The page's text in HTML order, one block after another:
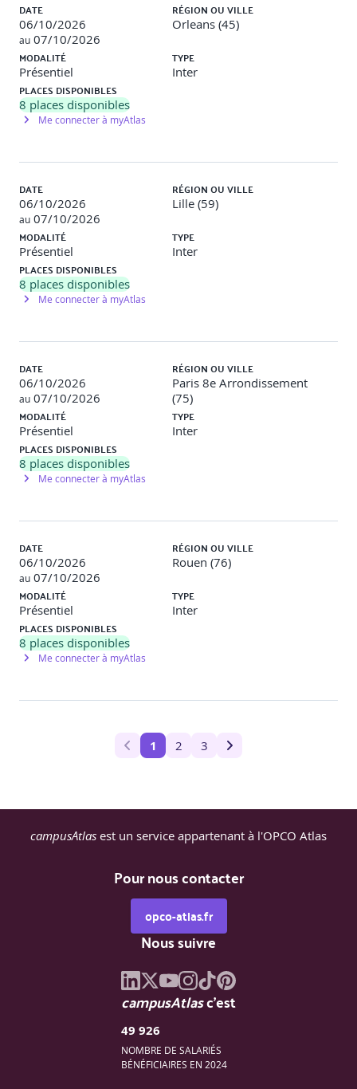
DATE
06/10/2026
au 07/10/2026
RÉGION OU VILLE
Orleans (45)
MODALITÉ
Présentiel
TYPE
Inter
PLACES DISPONIBLES
8 places disponibles
Me connecter à myAtlas
DATE
06/10/2026
au 07/10/2026
RÉGION OU VILLE
Lille (59)
MODALITÉ
Présentiel
TYPE
Inter
PLACES DISPONIBLES
8 places disponibles
Me connecter à myAtlas
DATE
06/10/2026
au 07/10/2026
RÉGION OU VILLE
Paris 8e Arrondissement
(75)
MODALITÉ
Présentiel
TYPE
Inter
PLACES DISPONIBLES
8 places disponibles
Me connecter à myAtlas
DATE
06/10/2026
au 07/10/2026
RÉGION OU VILLE
Rouen (76)
MODALITÉ
Présentiel
TYPE
Inter
PLACES DISPONIBLES
8 places disponibles
Me connecter à myAtlas
1 2 3
campusAtlas est un service appartenant à l'OPCO Atlas
Pour nous contacter
opco-atlas.fr
Nous suivre
campusAtlasc'est
49 926
NOMBRE DE SALARIÉS
BÉNÉFICIAIRES EN 2024